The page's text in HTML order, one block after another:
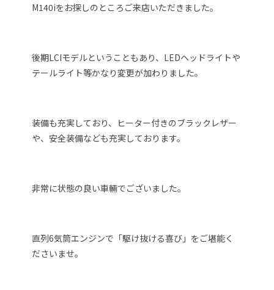
M140iをお探しのところご来店いただきました。
後期LCIモデルということもあり、LEDヘッドライトや
テールライト等かなり変更が加わりました。
装備も充実しており、ヒーター付きのブラックレザー
や、安全装備なども充実しております。
非常に状態の良い車輛でございました。
直列6気筒エンジンで「駆け抜ける喜び」をご堪能く
ださいませ。